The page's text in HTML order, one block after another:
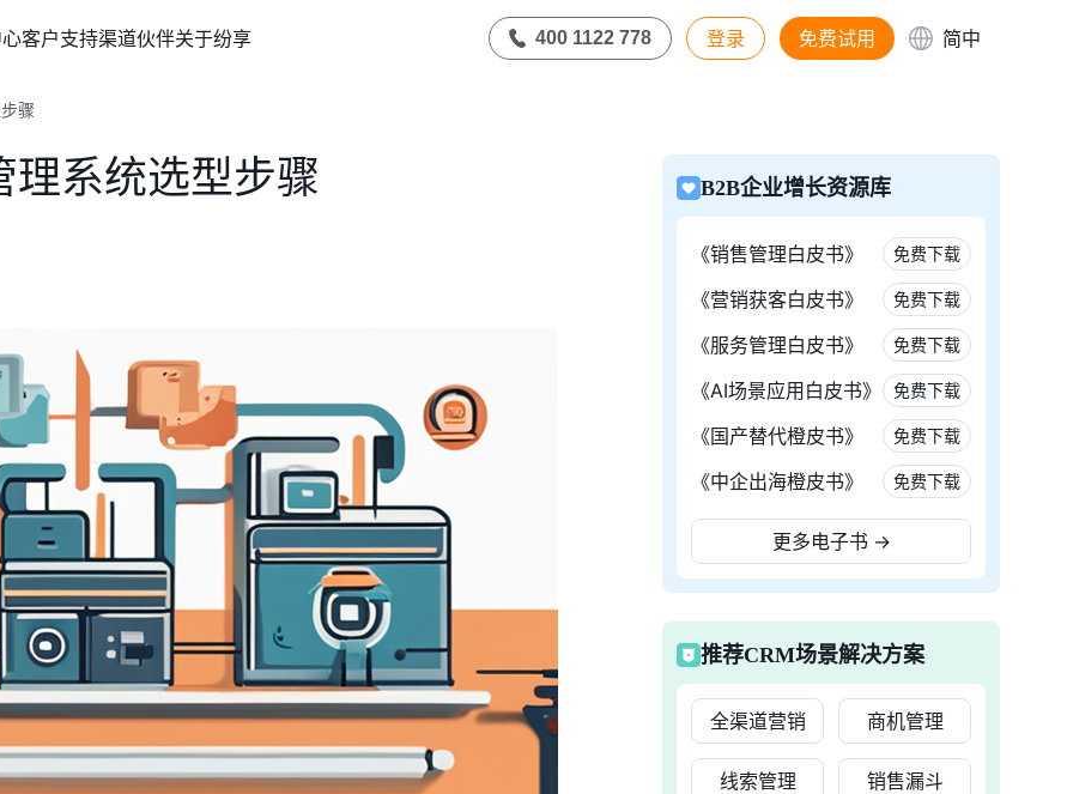
客户支持渠道伙伴关于纷享 400 1122 778 登录 免费试用 简中
骤
理系统选型步骤 B2B企业增长资源库
《销售管理白皮书》 免费下载
《营销获客白皮书》 免费下载
《服务管理白皮书》 免费下载
《AI场景应用白皮书》 免费下载
《国产替代橙皮书》 免费下载
《中企出海橙皮书》 免费下载
更多电子书 →
推荐CRM场景解决方案
全渠道营销 商机管理
线索管理 销售漏斗